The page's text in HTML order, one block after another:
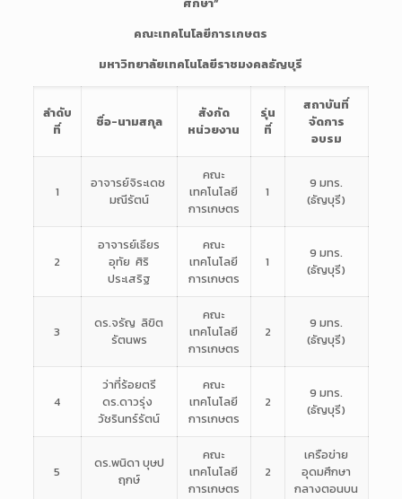
ศึกษา”
คณะเทคโนโลยีการเกษตร
มหาวิทยาลัยเทคโนโลยีราชมงคลธัญบุรี
ลำดับ
ที่
ชื่อ-นามสกุล
สังกัด
หน่วยงาน
รุ่น
ที่
สถาบันที่
จัดการ
อบรม
1
อาจารย์จิระเดช
มณีรัตน์
คณะ
เทคโนโลยี
การเกษตร
1
9 มทร.
(ธัญบุรี)
2
อาจารย์เธียร
อุทัย ศิริ
ประเสริฐ
คณะ
เทคโนโลยี
การเกษตร
1
9 มทร.
(ธัญบุรี)
3
ดร.จรัญ ลิขิต
รัตนพร
คณะ
เทคโนโลยี
การเกษตร
2
9 มทร.
(ธัญบุรี)
4
ว่าที่ร้อยตรี
ดร.ดาวรุ่ง
วัชรินทร์รัตน์
คณะ
เทคโนโลยี
การเกษตร
2
9 มทร.
(ธัญบุรี)
5
ดร.พนิดา บุษป
ฤกษ์
คณะ
เทคโนโลยี
การเกษตร
2
เครือข่าย
อุดมศึกษา
กลางตอนบน